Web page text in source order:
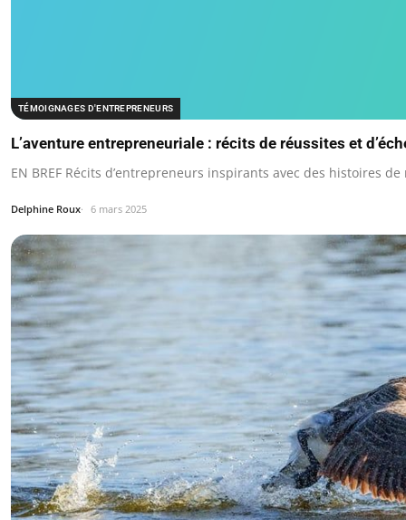
TÉMOIGNAGES D'ENTREPRENEURS
L’aventure entrepreneuriale : récits de réussites et
EN BREF Récits d’entrepreneurs inspirants avec des histoires
Delphine Roux 6 mars 2025